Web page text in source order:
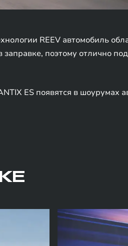
REEV автомобиль
заправке, поэтому отлично
ES появятся в шоурумах